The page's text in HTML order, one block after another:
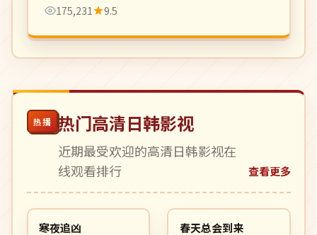
175,231
9.5
热播 热门高清日韩影视
近期最受欢迎的高清日韩影视在
线观看排行
查看更多
韩国
院线 99:33
寒夜追凶 韩国
高分 16:49
春天总会到来